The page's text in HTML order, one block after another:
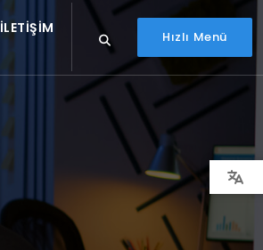
İLETIŞIM
Hızlı Menü